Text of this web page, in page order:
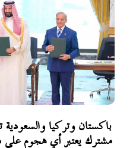
باكستان وتركيا
مشترك يعتبر أي هجوم على